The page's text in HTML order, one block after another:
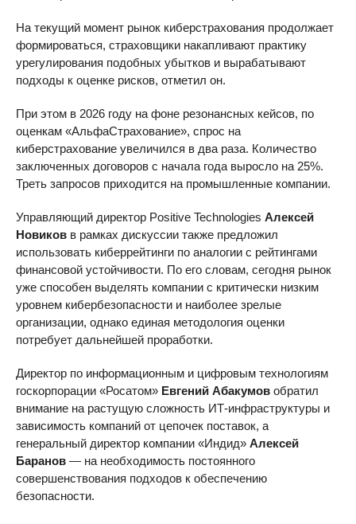
На текущий момент рынок киберстрахования продолжает
формироваться, страховщики накапливают практику
урегулирования подобных убытков и вырабатывают
подходы к оценке рисков, отметил он.
При этом в 2026 году на фоне резонансных кейсов, по
оценкам «АльфаСтрахование», спрос на
киберстрахование увеличился в два раза. Количество
заключенных договоров с начала года выросло на 25%.
Треть запросов приходится на промышленные компании.
Управляющий директор Positive Technologies Алексей
Новиков в рамках дискуссии также предложил
использовать киберрейтинги по аналогии с рейтингами
финансовой устойчивости. По его словам, сегодня рынок
уже способен выделять компании с критически низким
уровнем кибербезопасности и наиболее зрелые
организации, однако единая методология оценки
потребует дальнейшей проработки.
Директор по информационным и цифровым технологиям
госкорпорации «Росатом» Евгений Абакумов обратил
внимание на растущую сложность ИТ-инфраструктуры и
зависимость компаний от цепочек поставок, а
генеральный директор компании «Индид» Алексей
Баранов — на необходимость постоянного
совершенствования подходов к обеспечению
безопасности.